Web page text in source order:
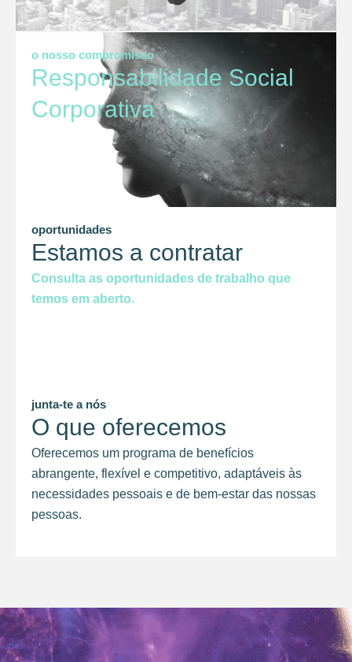
o nosso compromisso
Responsabilidade Social
Corporativa
oportunidades
Estamos a contratar
Consulta as oportunidades de trabalho que
temos em aberto.
junta-te a nós
O que oferecemos
Oferecemos um programa de benefícios
abrangente, flexível e competitivo, adaptáveis às
necessidades pessoais e de bem-estar das nossas
pessoas.